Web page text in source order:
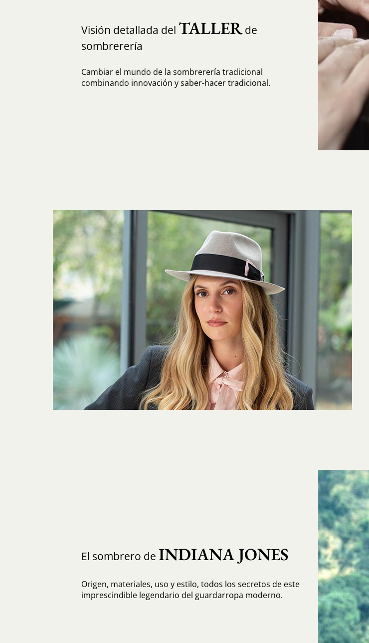
Visión detallada del TALLERde
sombrerería
Cambiar el mundo de la sombrerería tradicional
combinando innovación y saber-hacer tradicional.
El sombrero de INDIANA JONES
Origen, materiales, uso y estilo, todos los secretos de este
imprescindible legendario del guardarropa moderno.